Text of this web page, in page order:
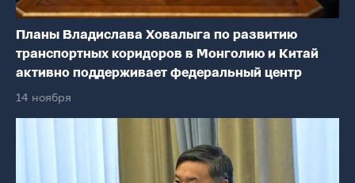
Планы Владислава Ховалыга по развитию
транспортных коридоров в Монголию и Китай
активно поддерживает федеральный центр
14 ноября